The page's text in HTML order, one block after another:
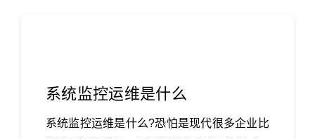
系统监控运维是什么
系统监控运维是什么?恐怕是现代很多企业比